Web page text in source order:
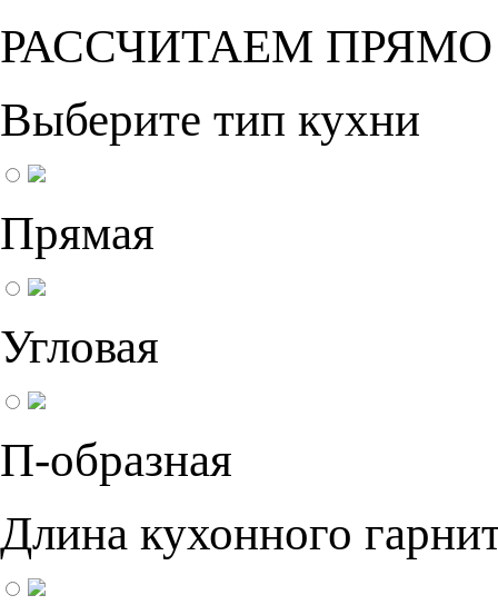
РАССЧИТАЕМ
Выберите тип кухни
Прямая
Угловая
П-образная
Длина кухонного